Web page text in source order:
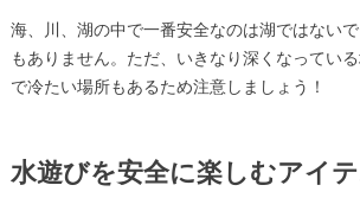
海、川、湖の中で一番安全なのは湖ではない
もありません。 ただ、いきなり深くなってい
で冷たい場所もあるため注意しましょう！
水遊びを安全に楽しむアイ